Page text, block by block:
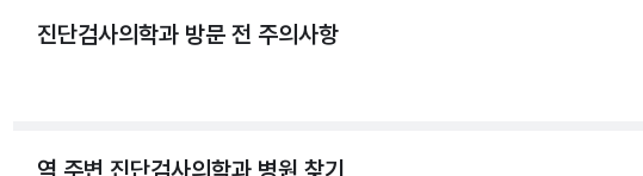
진단검사의학과 방문 전 주의사항
역 주변 진단검사의학과 병원 찾기